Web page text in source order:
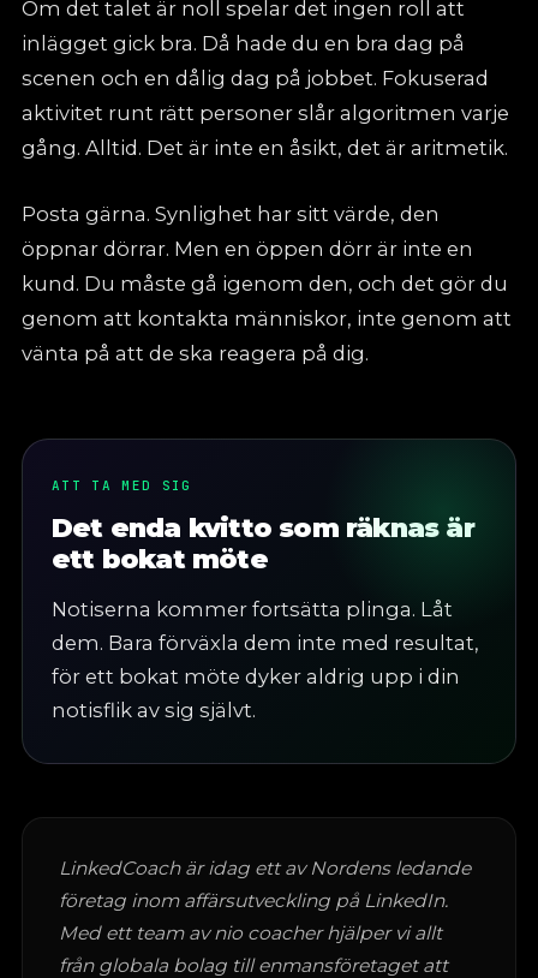
Om det talet är noll spelar det ingen roll att
inlägget gick bra. Då hade du en bra dag på
scenen och en dålig dag på jobbet. Fokuserad
aktivitet runt rätt personer slår algoritmen varje
gång. Alltid. Det är inte en åsikt, det är aritmetik.
Posta gärna. Synlighet har sitt värde, den
öppnar dörrar. Men en öppen dörr är inte en
kund. Du måste gå igenom den, och det gör du
genom att kontakta människor, inte genom att
vänta på att de ska reagera på dig.
ATT TA MED SIG
Det enda kvitto som räknas är
ett bokat möte
Notiserna kommer fortsätta plinga. Låt
dem. Bara förväxla dem inte med resultat,
för ett bokat möte dyker aldrig upp i din
notisflik av sig självt.
LinkedCoach är idag ett av Nordens ledande
företag inom affärsutveckling på LinkedIn.
Med ett team av nio coacher hjälper vi allt
från globala bolag till enmansföretaget att